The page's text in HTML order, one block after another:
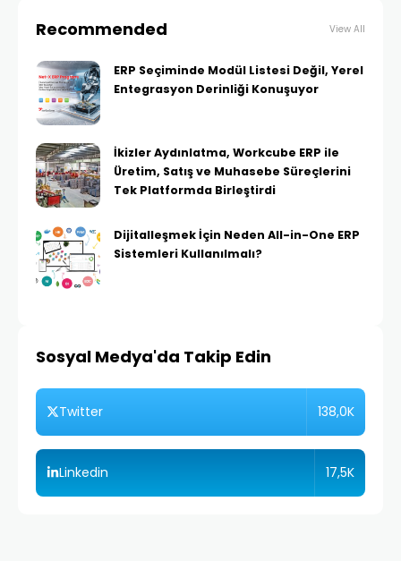
Recommended View All
ERP Seçiminde Modül Listesi Değil, Yerel
Entegrasyon Derinliği Konuşuyor
İkizler Aydınlatma, Workcube ERP ile
Üretim, Satış ve Muhasebe Süreçlerini
Tek Platformda Birleştirdi
Dijitalleşmek İçin Neden All-in-One ERP
Sistemleri Kullanılmalı?
Sosyal Medya'da Takip Edin
Twitter 138,0K
Linkedin 17,5K